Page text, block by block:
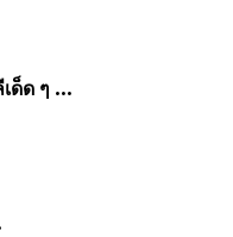
ด็ด ๆ ...